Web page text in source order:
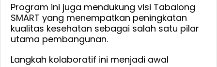
Program ini juga mendukung visi Tabalong
SMART yang menempatkan peningkatan
kualitas kesehatan sebagai salah satu pilar
utama pembangunan.
Langkah kolaboratif ini menjadi awal